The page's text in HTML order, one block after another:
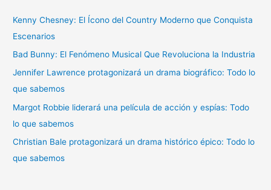
r
p
o
r
:
Kenny Chesney: El Ícono del Country Moderno que Conquista
Escenarios
Bad Bunny: El Fenómeno Musical Que Revoluciona la Industria
Jennifer Lawrence protagonizará un drama biográfico: Todo lo
que sabemos
Margot Robbie liderará una película de acción y espías: Todo
lo que sabemos
Christian Bale protagonizará un drama histórico épico: Todo lo
que sabemos